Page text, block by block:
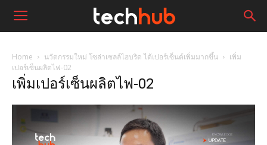
Home นวัตกรรมใหม่ โซล่าเซลล์ไฮบริด ได้เปอร์เซ็นต์เพิ่มมากขึ้น
เพิ่ม
เปอร์เซ็นผลิตไฟ-02
เพิ่มเปอร์เซ็นผลิตไฟ-02